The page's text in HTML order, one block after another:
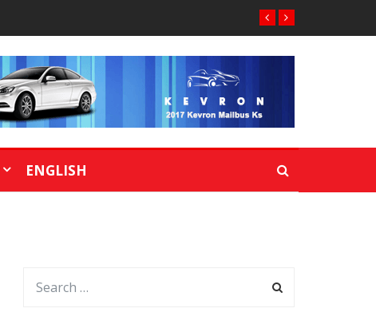
ENGLISH